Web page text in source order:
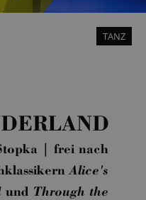
TANZ
| frei nach
Alice's
und Through the